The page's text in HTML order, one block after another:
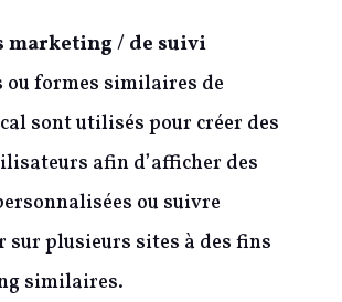
marketing / de suivi
ou formes similaires de
sont utilisés pour créer des
afin d’afficher des
ou suivre
sur plusieurs sites à des fins
similaires.